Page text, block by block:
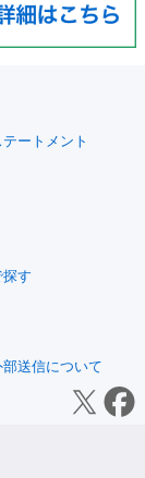
ートメント
す
送信について